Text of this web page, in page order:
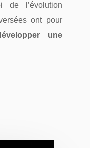
l’évolution
ont pour
une